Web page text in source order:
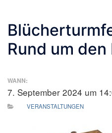
Rund um
WANN:
7. September 2024 um
VERANSTALTUNGEN